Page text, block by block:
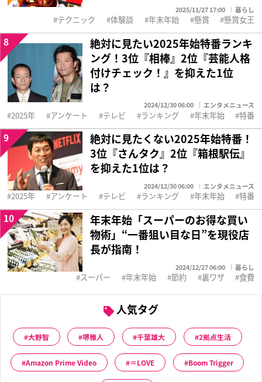
2025/11/27 17:00 暮らし
テクニック 体験談 年末年始 懸賞 懸賞女王
絶対に見たい2025年始特番ランキ
ング！3位『相棒』2位『芸能人格
付けチェック！』を抑えた1位
は？
2024/12/30 06:00 エンタメニュース
8
2025年 アンケート テレビ ランキング 年末年始 特番
絶対に見たくない2025年始特番！
3位『さんタク』2位『箱根駅伝』
を抑えた1位は？
2024/12/30 06:00 エンタメニュース
9
2025年 アンケート テレビ ランキング 年末年始 特番
年末年始「スーパーのお得な買い
物術」“一番狙い目な日”を現役店
長が指南！
2024/12/27 06:00 暮らし
10
スーパー 年末年始 節約 裏ワザ 食費
人気タグ
大野智 堺雅人 千葉雄大 2拠点生活
Amazon Prime Video ＝LOVE Boom Trigger